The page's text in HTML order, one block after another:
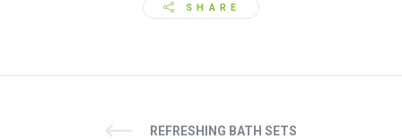
SHARE
REFRESHING BATH SETS